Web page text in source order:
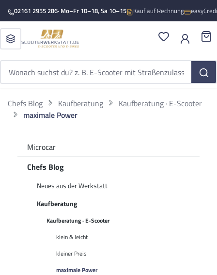
Zum Hauptinhalt springen Kauf auf Rechnung
02161 2955 286· Mo–Fr 10–18, Sa 10–15
Du hast 0
Chefs Blog Kaufberatung
Kaufberatung · E-Scooter
maximale Power
Microcar
Chefs Blog
Neues aus der Werkstatt
Kaufberatung
Kaufberatung · E-Scooter
klein & leicht
kleiner Preis
maximale Power